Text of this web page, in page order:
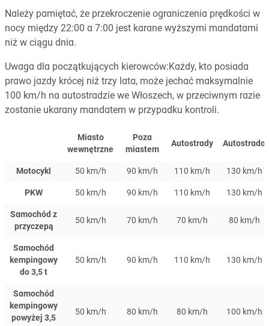
Należy pamiętać, że przekroczenie ograniczenia prędkości w
nocy między 22:00 a 7:00 jest karane wyższymi mandatami
niż w ciągu dnia.
Uwaga dla początkujących kierowców:Każdy, kto posiada
prawo jazdy krócej niż trzy lata, może jechać maksymalnie
100 km/h na autostradzie we Włoszech, w przeciwnym razie
zostanie ukarany mandatem w przypadku kontroli.
Miasto
wewnętrzne
Poza
miastem
Autostrady Autostrada
Motocykl 50 km/h 90 km/h 110 km/h 130 km/h
PKW 50 km/h 90 km/h 110 km/h 130 km/h
Samochód z
przyczepą
50 km/h 70 km/h 70 km/h 80 km/h
Samochód
kempingowy
do 3,5 t
50 km/h 90 km/h 110 km/h 130 km/h
Samochód
kempingowy
powyżej 3,5
50 km/h 80 km/h 80 km/h 100 km/h